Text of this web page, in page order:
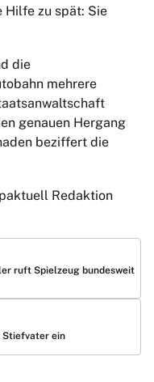
Hilfe zu spät: Sie
die
mehrere
genauen Hergang
beziffert die
Redaktion
ruft Spielzeug bundesweit
Stiefvater ein